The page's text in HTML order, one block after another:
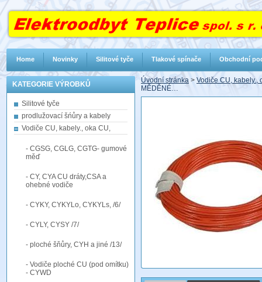
KATEGORIE VÝROBKŮ
Silitové tyče
prodlužovací šńůry a kabely
Vodiče CU, kabely., oka CU,
- CGSG, CGLG, CGTG- gumové
měď
- CY, CYA CU dráty,CSA a
ohebné vodiče
- CYKY, CYKYLo, CYKYLs, /6/
- CYLY, CYSY /7/
- ploché šňůry, CYH a jiné /13/
- Vodiče ploché CU (pod omítku)
- CYWD
Úvodní stránka > Vodiče CU, kabely.,
MĚDĚNÉ…
Home Novinky Silitové tyče Tlakové spínače Obchodní